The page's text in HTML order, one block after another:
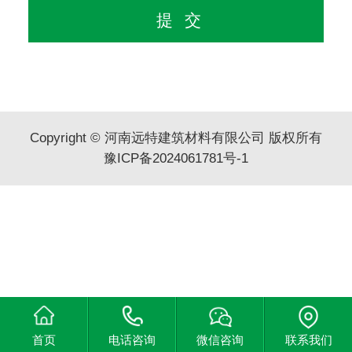
Copyright © 河南远特建筑材料有限公司 版权所有
豫ICP备2024061781号-1
首页 电话咨询 微信咨询 联系我们